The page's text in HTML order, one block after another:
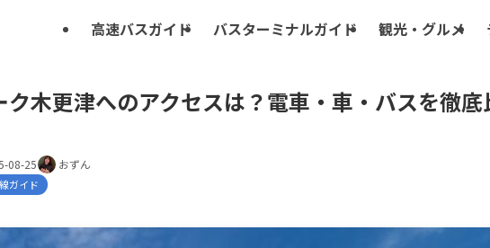
高速バスガイド バスターミナルガイド 観光・グルメ
木更津へのアクセスは？電車・車・バスを徹底
08-25 おずん
ガイド